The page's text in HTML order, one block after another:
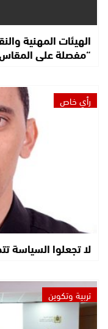
الهيئات المهنية
“مفصلة على
رأي خاص
لا تجعلوا السياسة
تربية وتكوين